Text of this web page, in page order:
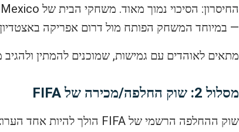
— במיוחד המשחק הפותח מול דרום אפריקה באצטדיון Azteca/Banorte.
מתאים לאוהדים עם גמישות, שמוכנים להמתין
מסלול 2: שוק החלפה/מכירה של FIFA